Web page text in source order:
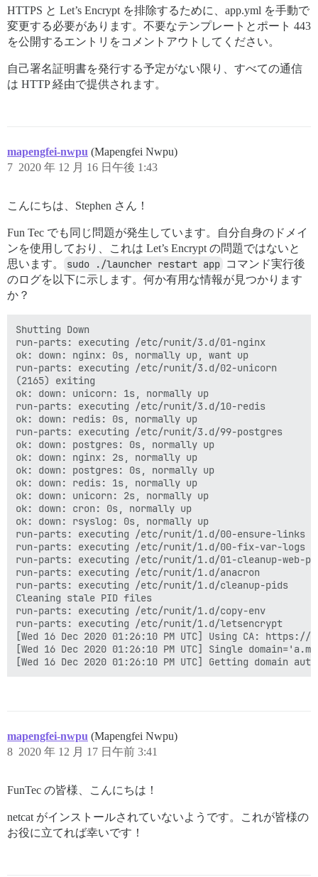
HTTPS と Let’s Encrypt を排除するために、app.yml を手動で
変更する必要があります。不要なテンプレートとポート 443
を公開するエントリをコメントアウトしてください。
自己署名証明書を発行する予定がない限り、すべての通信
は HTTP 経由で提供されます。
mapengfei-nwpu (Mapengfei Nwpu)
2020 年 12 月 16 日午後 1:43
7
こんにちは、Stephen さん！
Fun Tec でも同じ問題が発生しています。自分自身のドメイ
ンを使用しており、これは Let’s Encrypt の問題ではないと
思います。
sudo ./launcher restart app コマンド実行後
のログを以下に示します。何か有用な情報が見つかります
か？
Shutting Down
run-parts: executing /etc/runit/3.d/01-nginx
ok: down: nginx: 0s, normally up, want up
run-parts: executing /etc/runit/3.d/02-unicorn
(2165) exiting
ok: down: unicorn: 1s, normally up
run-parts: executing /etc/runit/3.d/10-redis
ok: down: redis: 0s, normally up
run-parts: executing /etc/runit/3.d/99-postgres
ok: down: postgres: 0s, normally up
ok: down: nginx: 2s, normally up
ok: down: postgres: 0s, normally up
ok: down: redis: 1s, normally up
ok: down: unicorn: 2s, normally up
ok: down: cron: 0s, normally up
ok: down: rsyslog: 0s, normally up
run-parts: executing /etc/runit/1.d/00-ensure-links
run-parts: executing /etc/runit/1.d/00-fix-var-logs
run-parts: executing /etc/runit/1.d/01-cleanup-web-
run-parts: executing /etc/runit/1.d/anacron
run-parts: executing /etc/runit/1.d/cleanup-pids
Cleaning stale PID files
run-parts: executing /etc/runit/1.d/copy-env
run-parts: executing /etc/runit/1.d/letsencrypt
[Wed 16 Dec 2020 01:26:10 PM UTC] Using CA:
[Wed 16 Dec 2020 01:26:10 PM UTC] Single
mapengfei-nwpu (Mapengfei Nwpu)
2020 年 12 月 17 日午前 3:41
8
FunTec の皆様、こんにちは！
netcat がインストールされていないようです。これが皆様の
お役に立てれば幸いです！